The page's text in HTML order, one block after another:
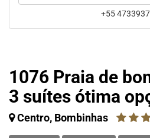
1076 Praia de
3 suítes ótima
Centro, Bombinhas
+55